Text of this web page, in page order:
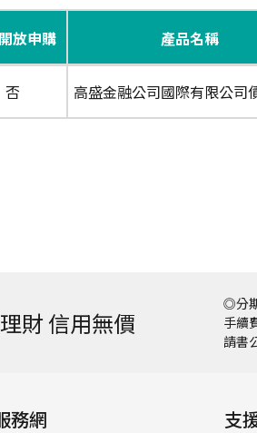
放申購 產品名稱
否 高盛金融公司國際有限公司
財 信用無價
◎分
手續
請書
務網 支